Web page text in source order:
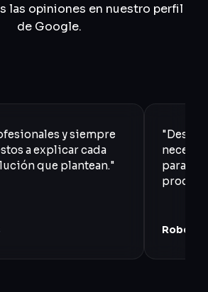
las opiniones en nuestro perfil
de Google.
y siempre
a explicar cada
que plantean."
"Desde
para
Roberto